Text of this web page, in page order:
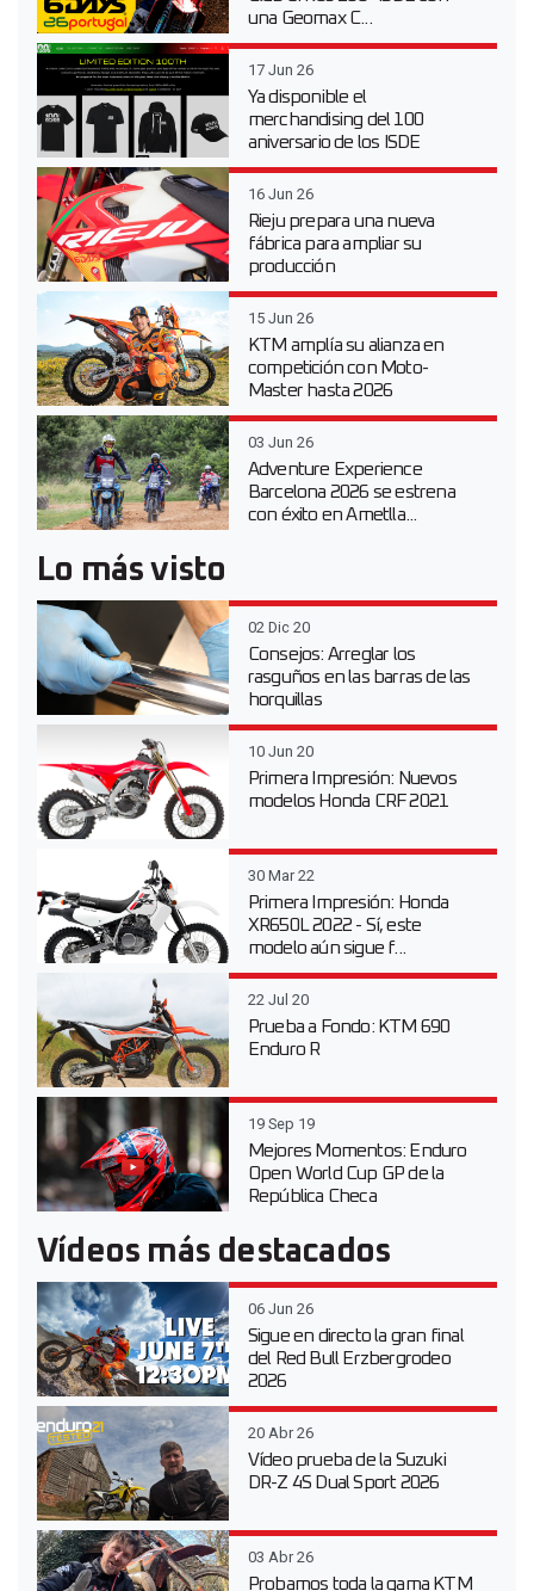
una Geomax C...
17 Jun 26
Ya disponible el
merchandising del 100
aniversario de los ISDE
16 Jun 26
Rieju prepara una nueva
fábrica para ampliar su
producción
15 Jun 26
KTM amplía su alianza en
competición con Moto-
Master hasta 2026
03 Jun 26
Adventure Experience
Barcelona 2026 se estrena
con éxito en Ametlla...
Lo más visto
02 Dic 20
Consejos: Arreglar los
rasguños en las barras de las
horquillas
10 Jun 20
Primera Impresión: Nuevos
modelos Honda CRF 2021
30 Mar 22
Primera Impresión: Honda
XR650L 2022 - Sí, este
modelo aún sigue f...
22 Jul 20
Prueba a Fondo: KTM 690
Enduro R
19 Sep 19
Mejores Momentos: Enduro
Open World Cup GP de la
República Checa
Vídeos más destacados
06 Jun 26
Sigue en directo la gran final
del Red Bull Erzbergrodeo
2026
20 Abr 26
Vídeo prueba de la Suzuki
DR-Z 4S Dual Sport 2026
03 Abr 26
Probamos toda la gama KTM